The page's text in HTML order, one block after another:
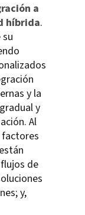
a
híbrida.
y la
y
Al
de
y,